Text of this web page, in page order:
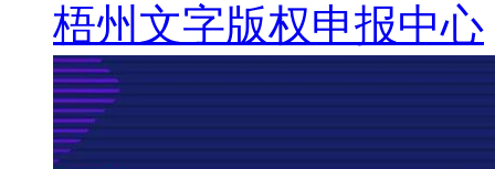
梧州文字版权申报中心